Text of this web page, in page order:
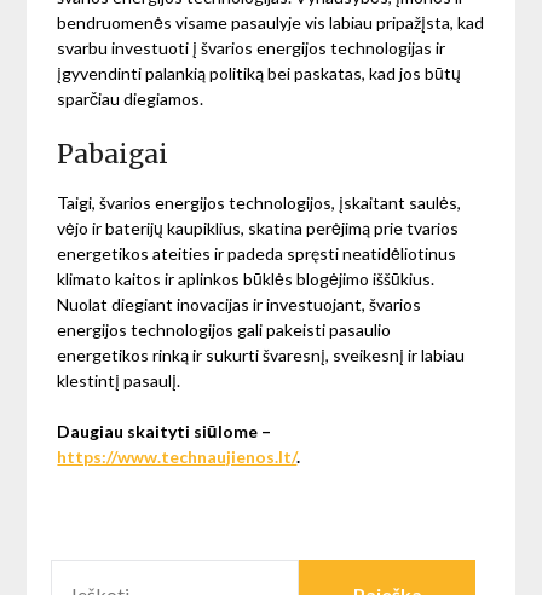
bendruomenės visame pasaulyje vis labiau pripažįsta, kad
svarbu investuoti į švarios energijos technologijas ir
įgyvendinti palankią politiką bei paskatas, kad jos būtų
sparčiau diegiamos.
Pabaigai
Taigi, švarios energijos technologijos, įskaitant saulės,
vėjo ir baterijų kaupiklius, skatina perėjimą prie tvarios
energetikos ateities ir padeda spręsti neatidėliotinus
klimato kaitos ir aplinkos būklės blogėjimo iššūkius.
Nuolat diegiant inovacijas ir investuojant, švarios
energijos technologijos gali pakeisti pasaulio
energetikos rinką ir sukurti švaresnį, sveikesnį ir labiau
klestintį pasaulį.
Daugiau skaityti siūlome –
https://www.technaujienos.lt/.